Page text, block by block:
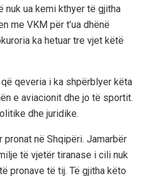
nuk ua kemi kthyer të gjitha
me VKM për t’ua dhënë
ka hetuar tre vjet këtë
qeveria i ka shpërblyer këta
e aviacionit dhe jo të sportit.
dhe juridike.
pronat në Shqipëri. Jamarbër
të vjetër tiranase i cili nuk
pronave të tij. Të gjitha këto